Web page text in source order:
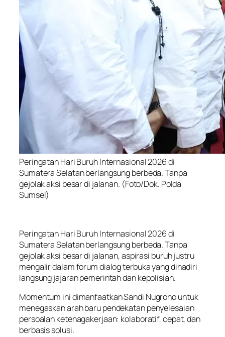
Peringatan Hari Buruh Internasional 2026 di
Sumatera Selatan berlangsung berbeda. Tanpa
gejolak aksi besar di jalanan. (Foto/Dok. Polda
Sumsel)
Peringatan Hari Buruh Internasional 2026 di
Sumatera Selatan berlangsung berbeda. Tanpa
gejolak aksi besar di jalanan, aspirasi buruh justru
mengalir dalam forum dialog terbuka yang dihadiri
langsung jajaran pemerintah dan kepolisian.
Momentum ini dimanfaatkan Sandi Nugroho untuk
menegaskan arah baru pendekatan penyelesaian
persoalan ketenagakerjaan: kolaboratif, cepat, dan
berbasis solusi.